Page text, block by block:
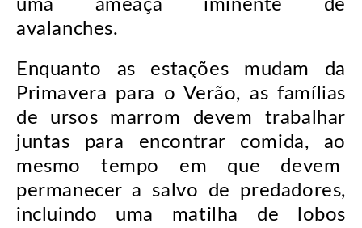
uma ameaça iminente de
avalanches.
Enquanto as estações mudam da
Primavera para o Verão, as famílias
de ursos marrom devem trabalhar
juntas para encontrar comida, ao
mesmo tempo em que devem
permanecer a salvo de predadores,
incluindo uma matilha de lobos